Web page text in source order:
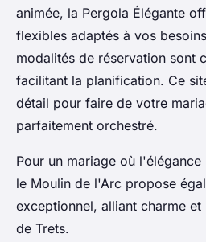
animée, la Pergola Élégante
flexibles adaptés à vos
modalités de réservation sont
facilitant la planification. Ce
détail pour faire de votre
parfaitement orchestré.
Pour un mariage où
le Moulin de l'Arc propose
exceptionnel, alliant charme
de Trets.